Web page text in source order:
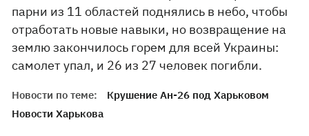
парни из 11 областей поднялись в небо, чтобы
отработать новые навыки, но возвращение на
землю закончилось горем для всей Украины:
самолет упал, и 26 из 27 человек погибли.
Новости по теме:
Крушение Ан-26 под Харьковом
Новости Харькова